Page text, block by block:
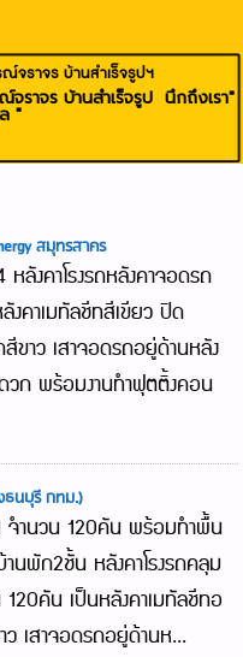
จราจร บ้านสำเร็จรูปฯ
าจร บ้านสำเร็จรูป นึกถึงเรา"
"
สมุทรสาคร
หลังคาโรงรถหลังคาจอดรถ
คาเมทัลชีทสีเขียว ปิด
สีขาว เสาจอดรถอยู่ด้านหลัง
วก พร้อมงานทำฟุตติ้งคอน
ธนบุรี กทม.)
จำนวน 120คัน พร้อมทำพื้น
านพัก2ชั้น หลังคาโรงรถคลุม
คัน เป็นหลังคาเมทัลชีทอ
ว เสาจอดรถอยู่ด้านห...